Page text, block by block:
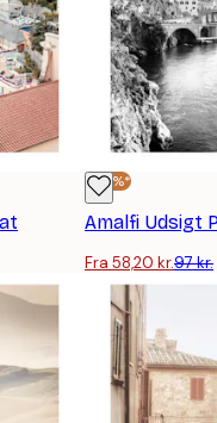
-40%*
Amalfi Udsigt
Fra 58,20 kr.97 kr.